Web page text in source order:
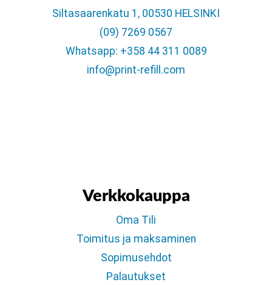
Siltasaarenkatu 1, 00530 HELSINKI
(09) 7269 0567
Whatsapp: +358 44 311 0089
info@print-refill.com
Verkkokauppa
Oma Tili
Toimitus ja maksaminen
Sopimusehdot
Palautukset